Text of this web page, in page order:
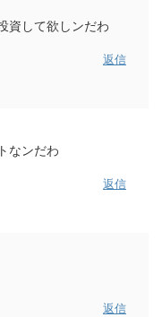
資して欲しンだわ
返信
なンだわ
返信
返信